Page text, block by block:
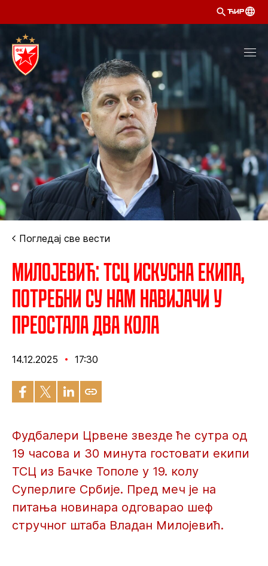
ЋИР
Погледај све вести
Милојевић: ТСЦ искусна екипа,
потребни су нам навијачи у
преостала два кола
14.12.2025 17:30
Фудбалери Црвене звезде ће сутра од
19 часова и 30 минута гостовати екипи
ТСЦ из Бачке Тополе у 19. колу
Суперлиге Србије. Пред меч је на
питања новинара одговарао шеф
стручног штаба Владан Милојевић.